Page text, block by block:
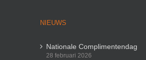
NIEUWS
Nationale Complimentendag
28 februari 2026